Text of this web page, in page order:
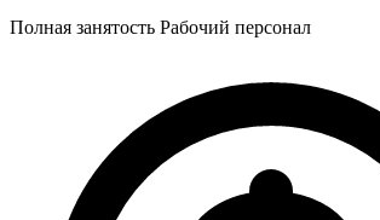
Полная занятость Рабочий персонал